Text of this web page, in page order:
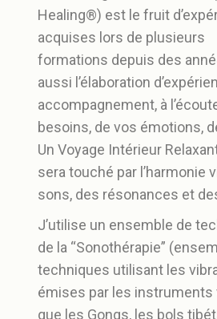
Healing®) est le fruit
acquises lors de plusieurs
formations depuis des
aussi l’élaboration
accompagnement, à
besoins, de vos émotions,
Un Voyage Intérieur
sera touché par l’harmonie
sons, des résonances et
J’utilise un ensemble de
de la “Sonothérapie”
techniques utilisant les
émises par les instruments
que les Gongs, les bols